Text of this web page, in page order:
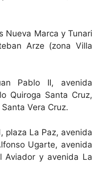
Nueva Marca y Tunari
Arze (zona Villa
Pablo II, avenida
Quiroga Santa Cruz,
Vera Cruz.
plaza La Paz, avenida
Ugarte, avenida
Aviador y avenida La